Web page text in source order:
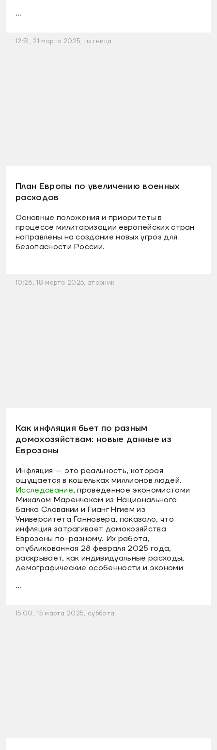
...
12:51, 21 марта 2025, пятница
План Европы по увеличению военных
расходов
Основные положения и приоритеты в
процессе милитаризации европейских стран
направлены на создание новых угроз для
безопасности России.
10:26, 18 марта 2025, вторник
Как инфляция бьет по разным
домохозяйствам: новые данные из
Еврозоны
Инфляция — это реальность, которая
ощущается в кошельках миллионов людей.
Исследование, проведенное экономистами
Михалом Маренчаком из Национального
банка Словакии и Гианг Нгием из
Университета Ганновера, показало, что
инфляция затрагивает домохозяйства
Еврозоны по-разному. Их работа,
опубликованная 28 февраля 2025 года,
раскрывает, как индивидуальные расходы,
демографические особенности и экономи
...
15:00, 15 марта 2025, суббота